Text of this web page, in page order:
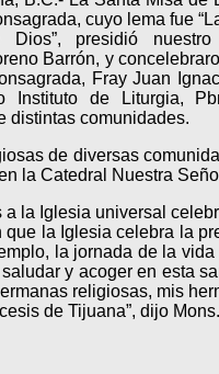
cuyo lema fue
presidió nuestro
Barrón, y
Fray Juan
Instituto de Liturgia,
distintas comunidades.
diversas
la Catedral Nuestra
Iglesia universal
que la Iglesia celebra la
la jornada de la
y acoger en esta
religiosas, mis
de Tijuana”, dijo